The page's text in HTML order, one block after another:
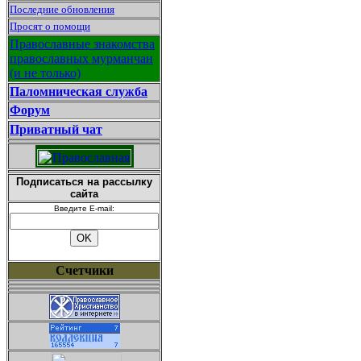
Последние обновления
Просят о помощи
Православные знакомства
православных мурманчан
(и не только)
Паломническая служба
Форум
Приватный чат
Подписаться на рассылку
сайта
Введите E-mail:
Счетчики